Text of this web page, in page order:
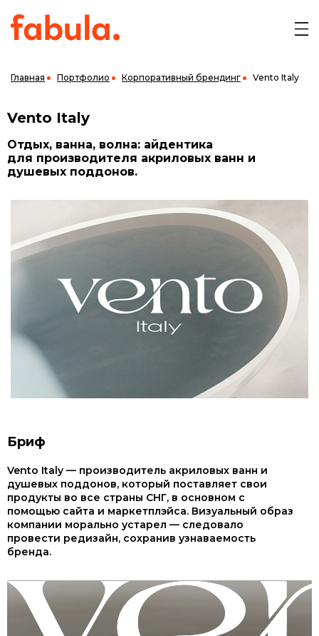
Главная Портфолио Корпоративный брендинг Vento Italy
Vento Italy
Отдых, ванна, волна: айдентика
для производителя акриловых ванн и
душевых поддонов.
Бриф
Vento Italy — производитель акриловых ванн и
душевых поддонов, который поставляет свои
продукты во все страны СНГ, в основном с
помощью сайта и маркетплэйса. Визуальный образ
компании морально устарел — следовало
провести редизайн, сохранив узнаваемость
бренда.